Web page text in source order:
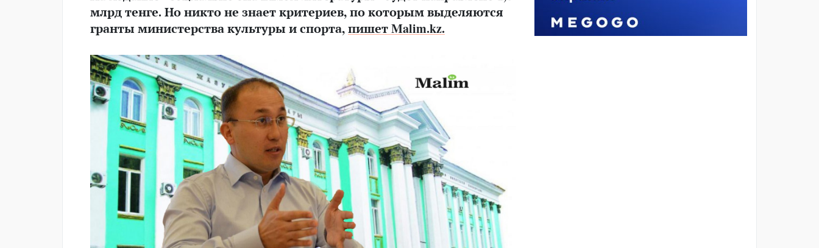
млрд тенге. Но никто не знает критериев, по которым выделяются
гранты министерства культуры и спорта,пишет Malim.kz.